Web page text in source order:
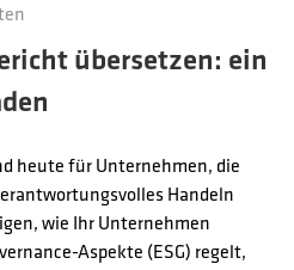
übersetzen: ein
heute für Unternehmen, die
Handeln
wie Ihr Unternehmen
Aspekte (ESG) regelt,